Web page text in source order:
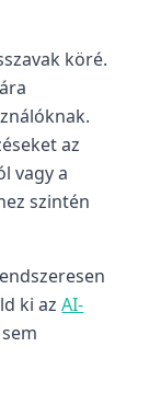
köré.
az
vagy a
szintén
ki azAI-